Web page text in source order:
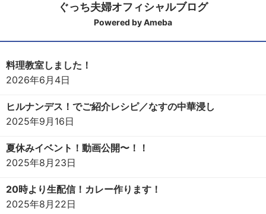
ぐっち夫婦オフィシャルブログ
Powered by Ameba
料理教室しました！
2026年6月4日
ヒルナンデス！でご紹介レシピ／なすの中華浸し
2025年9月16日
夏休みイベント！動画公開〜！！
2025年8月23日
20時より生配信！カレー作ります！
2025年8月22日